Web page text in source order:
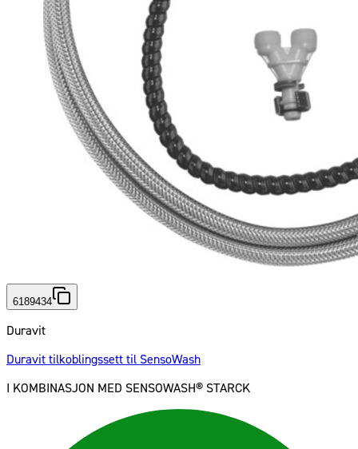
6189434
Duravit
Duravit tilkoblingssett til SensoWash
I KOMBINASJON MED SENSOWASH® STARCK